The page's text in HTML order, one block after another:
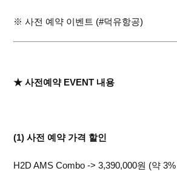
※ 사전 예약 이벤트 (#덕유항공)
★ 사전예약 EVENT 내용
(1) 사전 예약 가격 할인
H2D AMS Combo -> 3,390,000원 (약